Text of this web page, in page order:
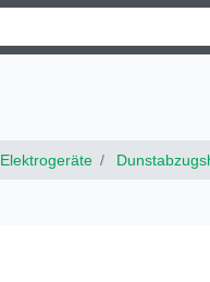
Elektrogeräte